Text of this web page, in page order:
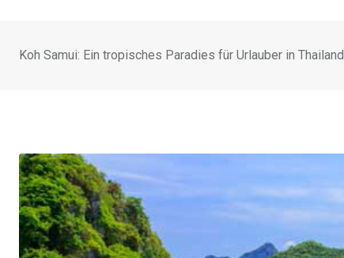
Koh Samui: Ein tropisches Paradies für Urlauber in Thailand